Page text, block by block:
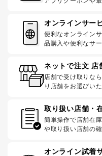
オンラインサー
便利なオンライン
品購入や便利なサ
ネットで注文 店
店舗で受け取りな
り店舗をお選びいた
取り扱い店舗・
簡単操作で店舗在
や取り扱い店舗の
オンライン試着